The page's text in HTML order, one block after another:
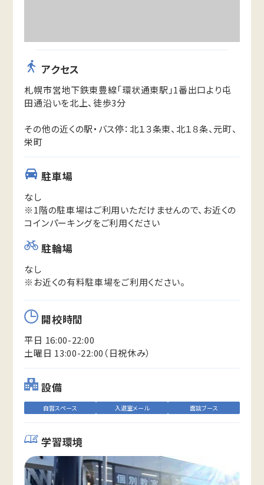
アクセス
札幌市営地下鉄東豊線「環状通東駅」1番出口より屯
田通沿いを北上、徒歩3分
その他の近くの駅・バス停：北１３条東、北１８条、元町、
栄町
駐車場
なし
※1階の駐車場はご利用いただけませんので、お近くの
コインパーキングをご利用ください
駐輪場
なし
※お近くの有料駐車場をご利用ください。
開校時間
平日 16:00-22:00
土曜日 13:00-22:00（日祝休み）
設備
自習スペース 入退室メール 面談ブース
学習環境